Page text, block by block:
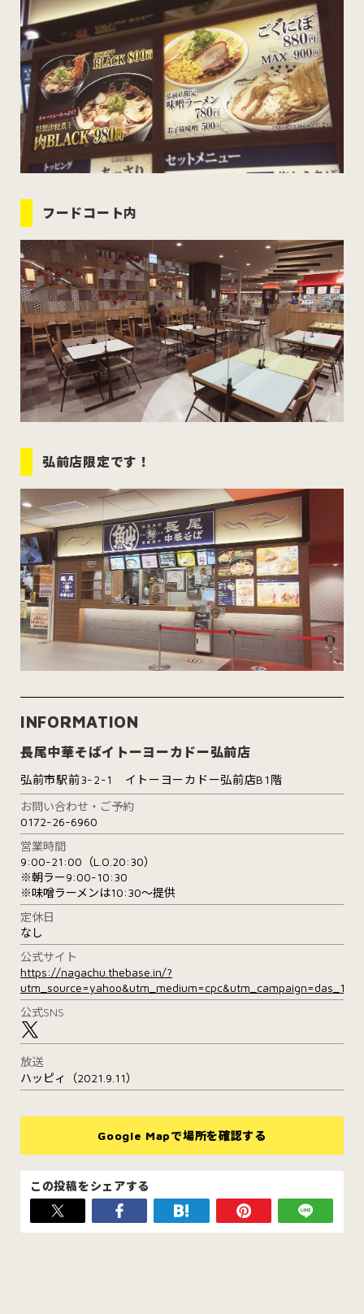
フードコート内
弘前店限定です！
INFORMATION
長尾中華そばイトーヨーカドー弘前店
弘前市駅前3-2-1 イトーヨーカドー弘前店B1階
お問い合わせ・ご予約
0172-26-6960
営業時間
9:00-21:00（L.O.20:30）
※朝ラー9:00-10:30
※味噌ラーメンは10:30～提供
定休日
なし
公式サイト
https://nagachu.thebase.in/?
公式SNS
放送
ハッピィ（2021.9.11）
Google Mapで場所を確認する
この投稿をシェアする